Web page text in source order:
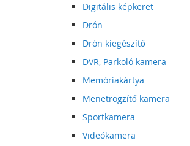
Digitális képkeret
Drón
Drón kiegészítő
DVR, Parkoló kamera
Memóriakártya
Menetrögzítő kamera
Sportkamera
Videókamera